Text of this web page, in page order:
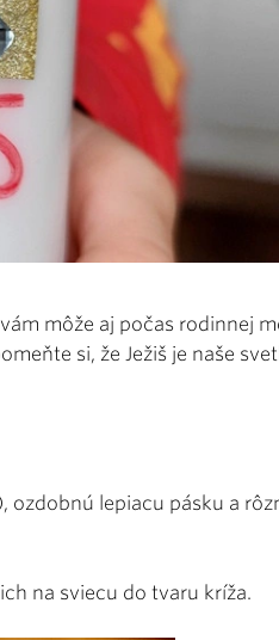
môže aj počas rodinnej
si, že Ježiš je naše
ozdobnú lepiacu pásku a
na sviecu do tvaru kríža.